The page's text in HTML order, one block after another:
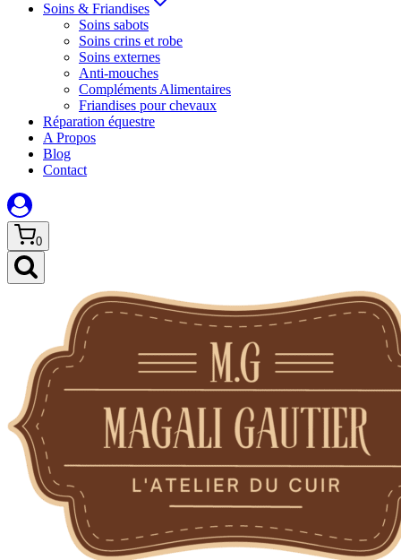
Soins & Friandises
Soins sabots
Soins crins et robe
Soins externes
Anti-mouches
Compléments Alimentaires
Friandises pour chevaux
Réparation équestre
A Propos
Blog
Contact
0